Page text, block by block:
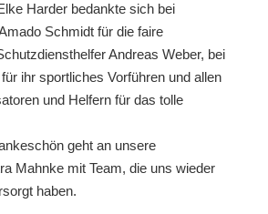
Harder bedankte sich bei
Schmidt für die faire
Andreas Weber, bei
ihr sportliches Vorführen und allen
und Helfern für das tolle
geht an unsere
Mahnke mit Team, die uns wieder
haben.